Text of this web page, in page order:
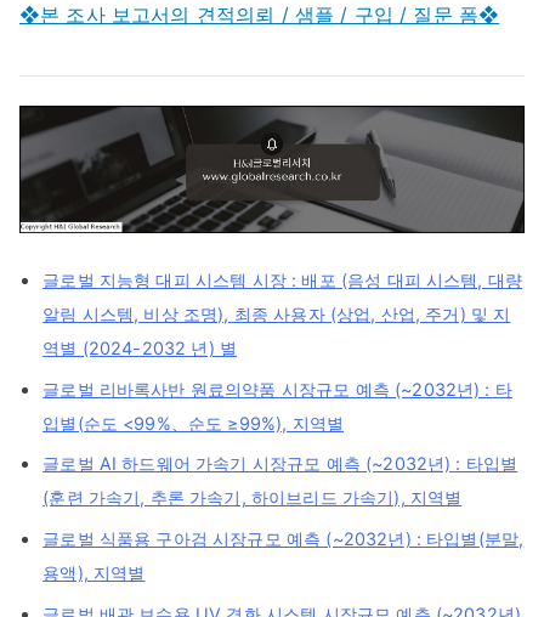
❖본 조사 보고서의 견적의뢰 / 샘플 / 구입 / 질문 폼❖
글로벌 지능형 대피 시스템 시장 : 배포 (음성 대피 시스템, 대량
알림 시스템, 비상 조명), 최종 사용자 (상업, 산업, 주거) 및 지
역별 (2024-2032 년) 별
글로벌 리바록사반 원료의약품 시장규모 예측 (~2032년) : 타
입별(순도 <99%、순도 ≥99%), 지역별
글로벌 AI 하드웨어 가속기 시장규모 예측 (~2032년) : 타입별
(훈련 가속기, 추론 가속기, 하이브리드 가속기), 지역별
글로벌 식품용 구아검 시장규모 예측 (~2032년) : 타입별(분말,
용액), 지역별